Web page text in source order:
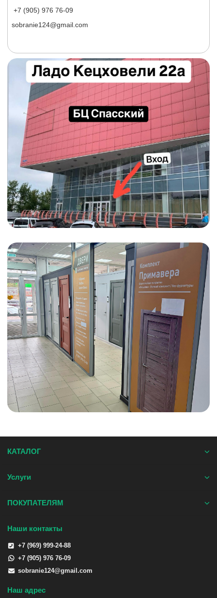
+7 (905) 976 76-09
sobranie124@gmail.com
КАТАЛОГ
Услуги
ПОКУПАТЕЛЯМ
Наши контакты
+7 (969) 999-24-88
+7 (905) 976 76-09
sobranie124@gmail.com
Наш адрес